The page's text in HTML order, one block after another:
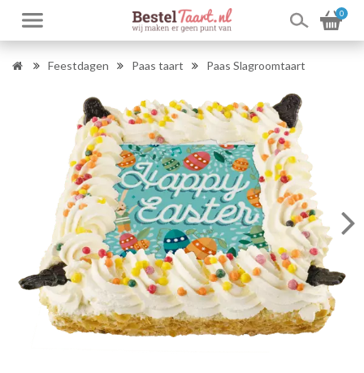
0
Feestdagen Paas taart Paas Slagroomtaart